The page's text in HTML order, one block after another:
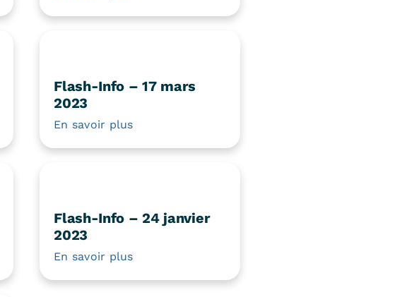
Flash-Info – 17 mars
2023
En savoir plus
Flash-Info – 24 janvier
2023
En savoir plus